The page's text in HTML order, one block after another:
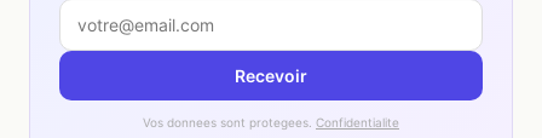
Recevoir
Vos donnees sont protegees. Confidentialite